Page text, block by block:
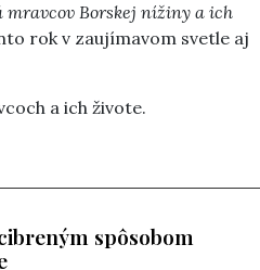
mravcov Borskej nížiny a ich
rok v zaujímavom svetle aj
a ich živote.
spôsobom